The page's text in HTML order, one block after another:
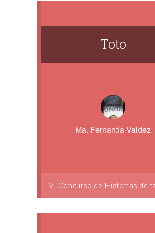
Toto
Ma. Fernanda Valdez
VI Concurso de Historias de